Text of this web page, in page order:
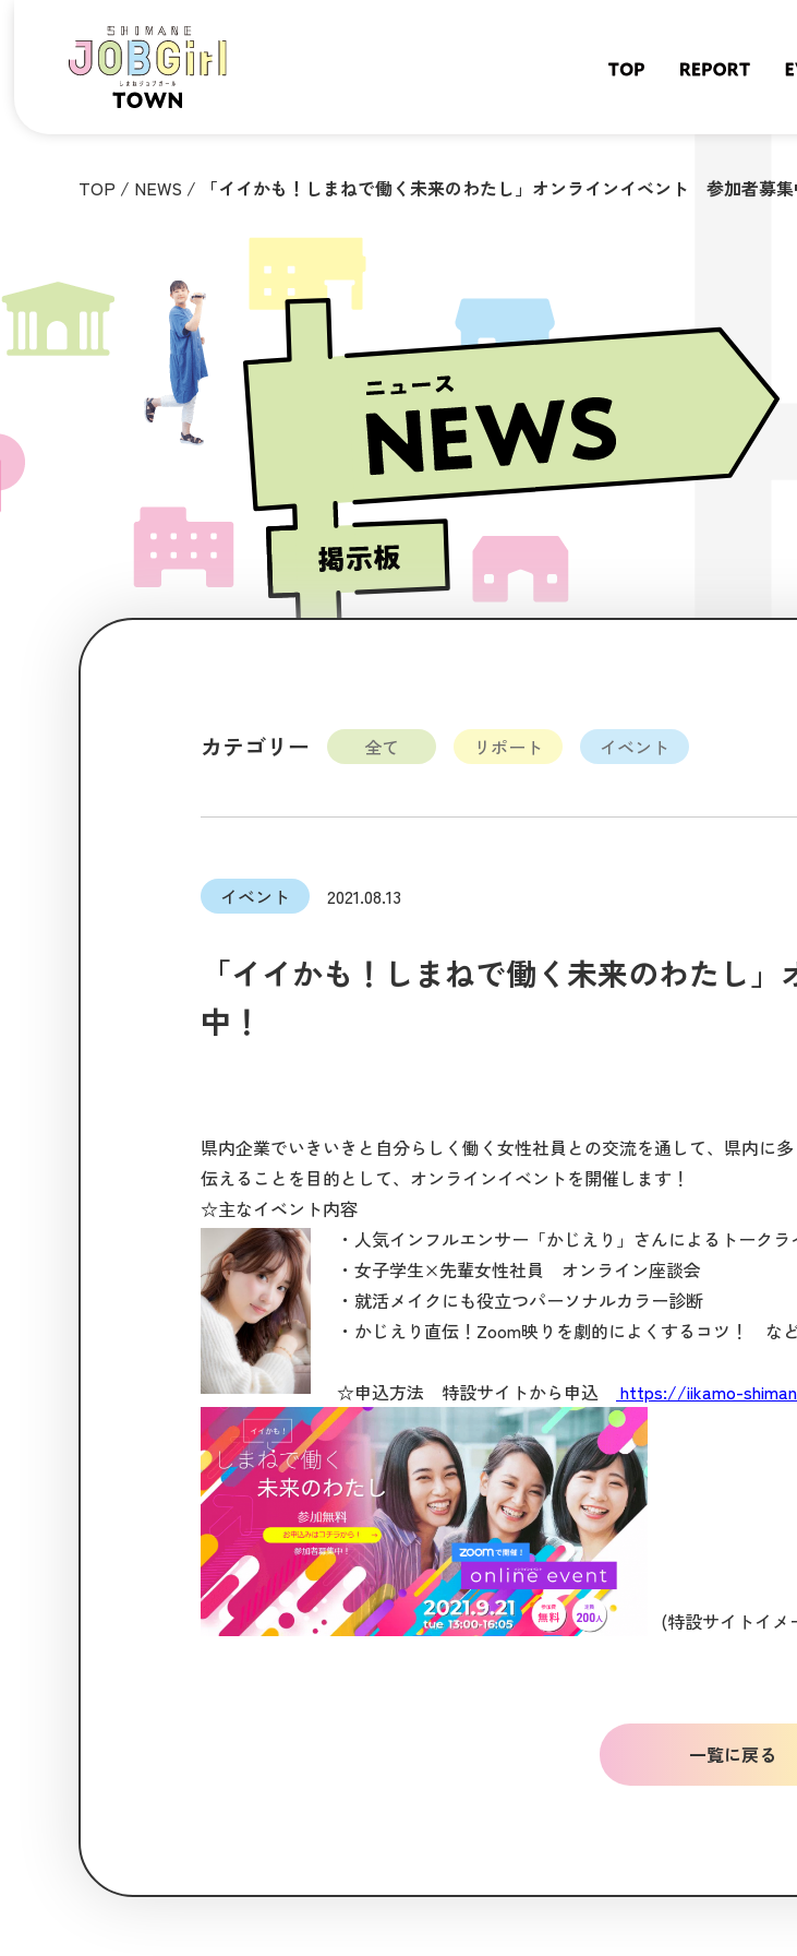
TOP / NEWS / 「イイかも！しまねで働く未来のわたし」オンラインイベント 参加者募集
カテゴリー 全て リポート イベント
イベント 2021.08.13
「イイかも！しまねで働く未来のわたし
中！
県内企業でいきいきと自分らしく働く女性社員との交流を通して、県内に
伝えることを目的として、オンラインイベントを開催します！
☆主なイベント内容
・人気インフルエンサー「かじえり」さんによるトークラ
・女子学生×先輩女性社員 オンライン座談会
・就活メイクにも役立つパーソナルカラー診断
・かじえり直伝！Zoom映りを劇的によくするコツ！ な
☆申込方法 特設サイトから申込 https://iikamo-
(特設サイトイメ
一覧に戻る